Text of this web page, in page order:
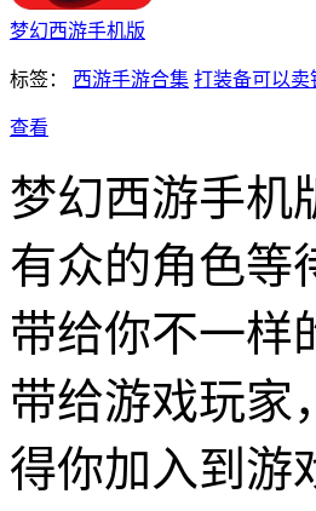
梦幻西游手机版
标签： 西游手游合集 打装备可以卖
查看
梦幻西游手机
有众的角色等
带给你不一样
带给游戏玩家
得你加入到游